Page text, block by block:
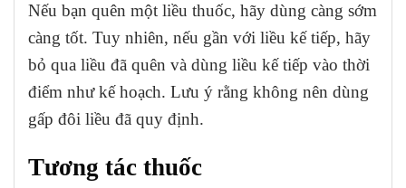
Nếu bạn quên một liều thuốc, hãy dùng càng sớm
càng tốt. Tuy nhiên, nếu gần với liều kế tiếp, hãy
bỏ qua liều đã quên và dùng liều kế tiếp vào thời
điểm như kế hoạch. Lưu ý rằng không nên dùng
gấp đôi liều đã quy định.
Tương tác thuốc